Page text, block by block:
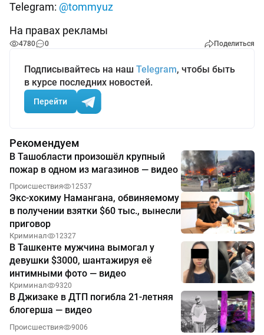
Telegram: @tommyuz
На правах рекламы
4780 0 Поделиться
Подписывайтесь на наш Telegram, чтобы быть
в курсе последних новостей.
Перейти
Рекомендуем
В Ташобласти произошёл крупный
пожар в одном из магазинов — видео
Происшествия 12537
Экс-хокиму Намангана, обвиняемому
в получении взятки $60 тыс., вынесли
приговор
Криминал 12327
В Ташкенте мужчина вымогал у
девушки $3000, шантажируя её
интимными фото — видео
Криминал 9320
В Джизаке в ДТП погибла 21-летняя
блогерша — видео
Происшествия 9006